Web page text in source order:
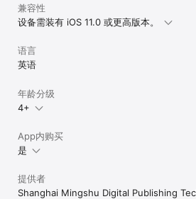
兼容性
设备需装有 iOS 11.0 或更高版本。
语言
英语
年龄分级
4+
App内购买
是
提供者
Shanghai Mingshu Digital Publishing